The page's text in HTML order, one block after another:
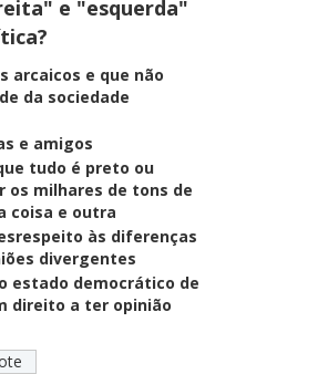
oferece escuta em
para jovens no SUS
Patrus Ananias como
ao governo de Minas
selecionados têm até
complementar
e "esquerda"
arcaicos e que não
da sociedade
e amigos
tudo é preto ou
os milhares de tons de
coisa e outra
às diferenças
divergentes
estado democrático de
direito a ter opinião